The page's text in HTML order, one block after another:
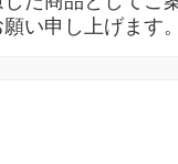
い申し上げます